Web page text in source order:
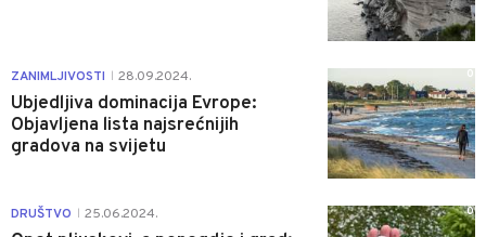
ZANIMLJIVOSTI 28.09.2024.
Ubjedljiva dominacija Evrope:
Objavljena lista najsrećnijih
gradova na svijetu
0
DRUŠTVO 25.06.2024. 0